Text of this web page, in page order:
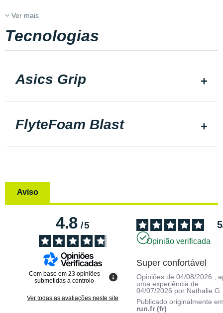
Ver mais
Tecnologias
Asics Grip
FlyteFoam Blast
Aviso
4.8/5
Com base em 23 opiniões
submetidas a controlo
Ver todas as avaliações neste site
5
Opinião verificada
Super confortável
Opiniões de04/08/2026
,
uma experiência de
04/07/2026 por Nathalie G.
Publicado originalmente
run.fr (fr)